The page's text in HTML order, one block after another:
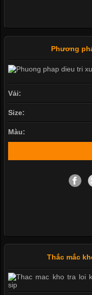
Phương
Vải:
Size:
Màu:
Thắc mắc